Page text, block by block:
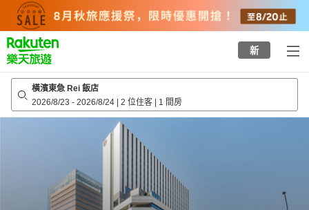
top
page
新
橫濱東急 Rei 飯店
2026/8/23 - 2026/8/24 | 2 位住客 | 1 間房